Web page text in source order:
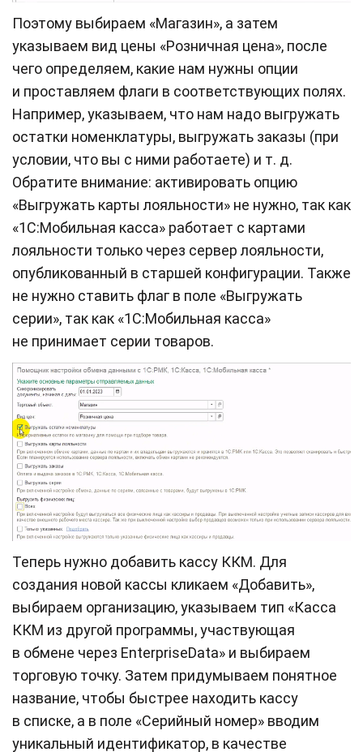
Поэтому выбираем «Магазин», а затем
указываем вид цены «Розничная цена», после
чего определяем, какие нам нужны опции
и проставляем флаги в соответствующих полях.
Например, указываем, что нам надо выгружать
остатки номенклатуры, выгружать заказы (при
условии, что вы с ними работаете) и т. д.
Обратите внимание: активировать опцию
«Выгружать карты лояльности» не нужно, так как
«1С:Мобильная касса» работает с картами
лояльности только через сервер лояльности,
опубликованный в старшей конфигурации. Также
не нужно ставить флаг в поле «Выгружать
серии», так как «1С:Мобильная касса»
не принимает серии товаров.
Теперь нужно добавить кассу ККМ. Для
создания новой кассы кликаем «Добавить»,
выбираем организацию, указываем тип «Касса
ККМ из другой программы, участвующая
в обмене через EnterpriseData» и выбираем
торговую точку. Затем придумываем понятное
название, чтобы быстрее находить кассу
в списке, а в поле «Серийный номер» вводим
уникальный идентификатор, в качестве